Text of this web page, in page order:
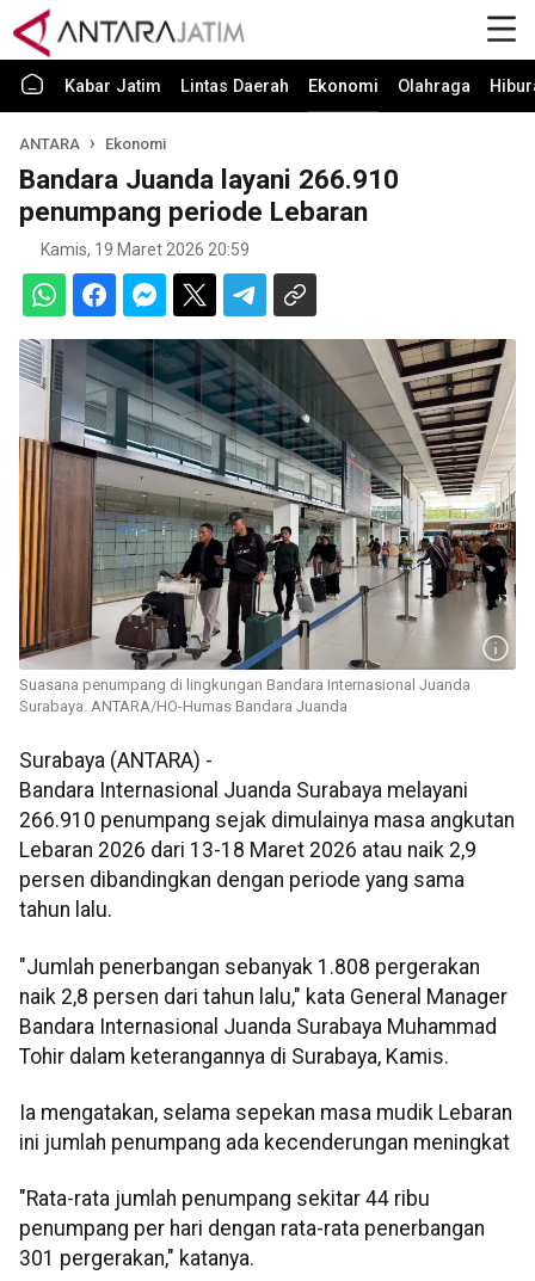
Kabar Jatim Lintas Daerah Ekonomi Olahraga
ANTARA Ekonomi
Bandara Juanda layani 266.910
penumpang periode Lebaran
Kamis, 19 Maret 2026 20:59
Suasana penumpang di lingkungan Bandara Internasional Juanda
Surabaya. ANTARA/HO-Humas Bandara Juanda
Surabaya (ANTARA) -
Bandara Internasional Juanda Surabaya melayani
266.910 penumpang sejak dimulainya masa angkutan
Lebaran 2026 dari 13-18 Maret 2026 atau naik 2,9
persen dibandingkan dengan periode yang sama
tahun lalu.
"Jumlah penerbangan sebanyak 1.808 pergerakan
naik 2,8 persen dari tahun lalu," kata General Manager
Bandara Internasional Juanda Surabaya Muhammad
Tohir dalam keterangannya di Surabaya, Kamis.
Ia mengatakan, selama sepekan masa mudik Lebaran
ini jumlah penumpang ada kecenderungan meningkat
"Rata-rata jumlah penumpang sekitar 44 ribu
penumpang per hari dengan rata-rata penerbangan
301 pergerakan," katanya.